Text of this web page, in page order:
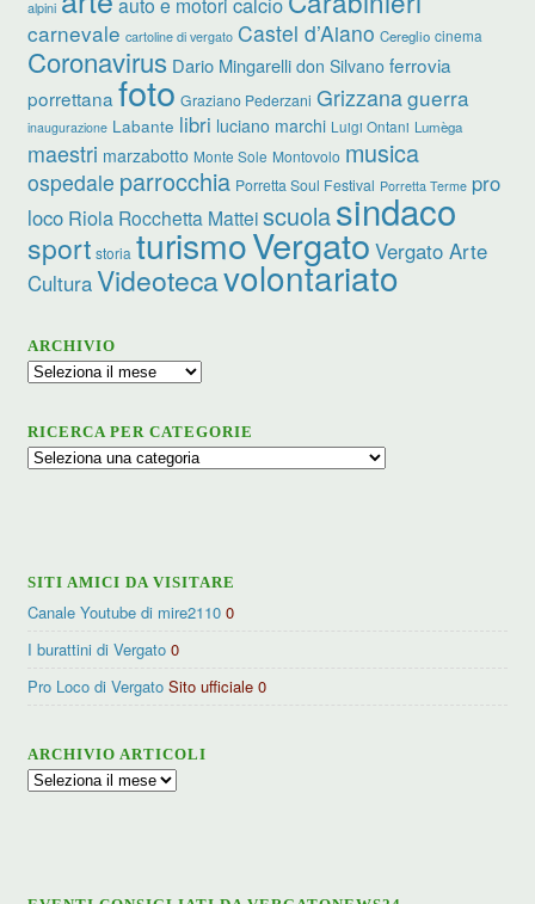
alpini
carnevale cartoline di vergato Castel d’Aiano Cereglio cinema
Coronavirus Dario Mingarelli don Silvano ferrovia
porrettana foto Graziano Pederzani Grizzanaguerra
inaugurazione Labante libri luciano marchi Luigi Ontani Lumèga
maestri marzabotto Monte Sole Montovolo musica
ospedale parrocchia Porretta Soul Festival Porretta Terme pro
loco Riola Rocchetta Matteiscuolasindaco
sport storia turismoVergato Vergato Arte
CulturaVideotecavolontariato
ARCHIVIO
Archivio
RICERCA PER CATEGORIE
Ricerca
SITI AMICI DA VISITARE
Canale Youtube di mire2110 0
I burattini di Vergato 0
Pro Loco di Vergato Sito ufficiale 0
ARCHIVIO ARTICOLI
Archivio